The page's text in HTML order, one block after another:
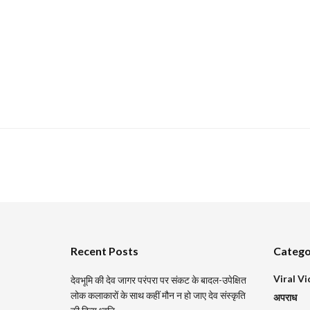
Recent Posts
देवभूमि की देव जागर परंपरा पर संकट के बादल-उपेक्षित
लोक कलाकारों के साथ कहीं मौन न हो जाए देव संस्कृति
Viral
अपराध